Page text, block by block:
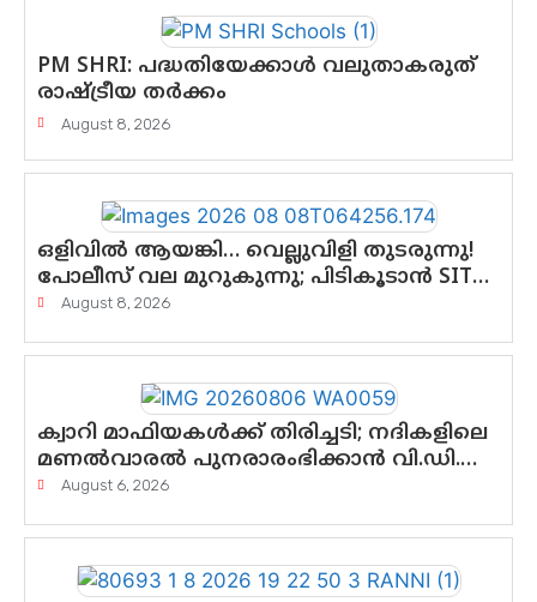
PM SHRI: പദ്ധതിയേക്കാൾ വലുതാകരുത്
രാഷ്ട്രീയ തർക്കം
August 8, 2026
ഒളിവിൽ ആയങ്കി… വെല്ലുവിളി തുടരുന്നു!
പോലീസ് വല മുറുകുന്നു; പിടികൂടാൻ SIT
രംഗത്ത്. ഇനി ചോദ്യം ആയങ്കി എവിടെ
കസ്റ്റഡിയിലായാൽ പുറത്തുവരുക
എന്തൊക്കെ വിവരങ്ങൾ?”
August 8, 2026
ക്വാറി മാഫിയകൾക്ക് തിരിച്ചടി; നദികളിലെ
മണൽവാരൽ പുനരാരംഭിക്കാൻ വി.ഡി.
സർക്കാർ തീരുമാനം
August 6, 2026